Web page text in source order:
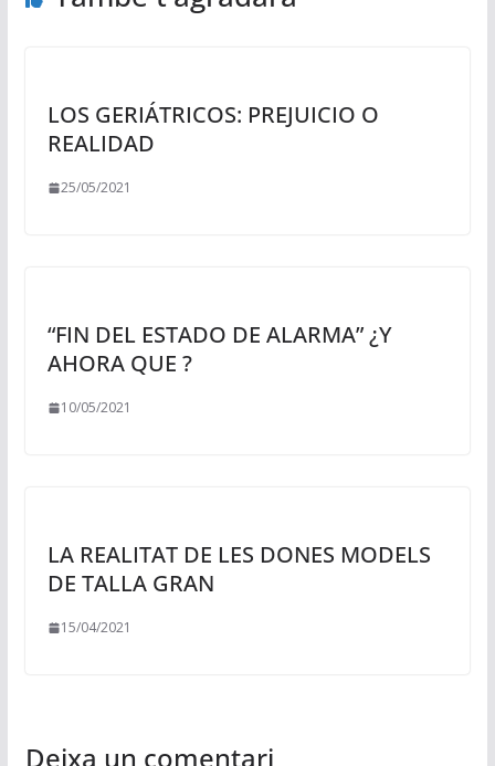
LOS GERIÁTRICOS: PREJUICIO O
REALIDAD
25/05/2021
“FIN DEL ESTADO DE ALARMA” ¿Y
AHORA QUE ?
10/05/2021
LA REALITAT DE LES DONES MODELS
DE TALLA GRAN
15/04/2021
Deixa un comentari